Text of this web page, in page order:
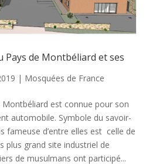
Pays de Montbéliard et ses
| Mosquées de France
Montbéliard est connue pour son
automobile. Symbole du savoir-
fameuse d’entre elles est celle de
plus grand site industriel de
de musulmans ont participé...